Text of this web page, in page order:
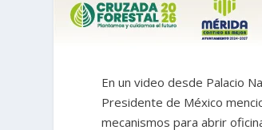
En un video desde Palacio
Presidente de México
mecanismos para abrir